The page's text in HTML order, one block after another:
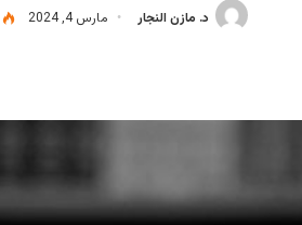
د. مازن النجار مارس 4, 2024